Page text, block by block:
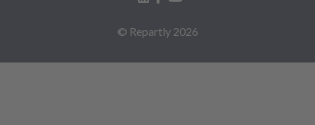
© Repartly 2026